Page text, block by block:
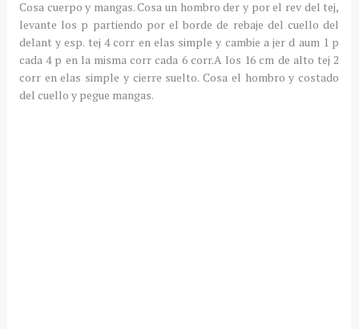
Cosa cuerpo y mangas. Cosa un hombro der y por el rev del tej,
levante los p partiendo por el borde de rebaje del cuello del
delant y esp. tej 4 corr en elas simple y cambie a jer d aum 1 p
cada 4 p en la misma corr cada 6 corr.A los 16 cm de alto tej 2
corr en elas simple y cierre suelto. Cosa el hombro y costado
del cuello y pegue mangas.